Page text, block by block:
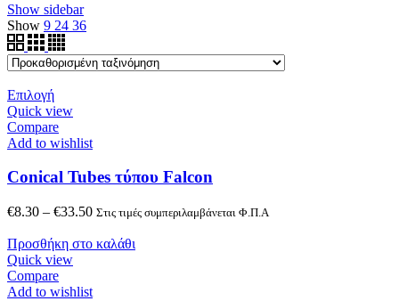
Show sidebar
Show 9 24 36
Επιλογή
Quick view
Compare
Add to wishlist
Conical Tubes τύπου Falcon
€8.30 – €33.50 Στις τιμές συμπεριλαμβάνεται Φ.Π.Α
Προσθήκη στο καλάθι
Quick view
Compare
Add to wishlist